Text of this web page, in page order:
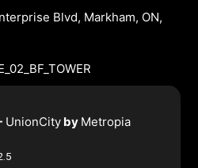
Blvd, Markham, ON,
UnionCityby Metropia